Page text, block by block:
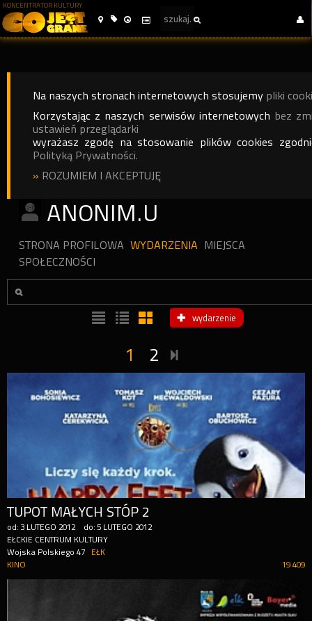
KONCENTRATOR KULTURY
Na naszych stronach internetowych stosujemy pliki
Korzystając z naszych serwisów internetowych bez
ustawień przeglądarki
wyrażasz zgodę na stosowanie plików cookies
Polityką Prywatności.
» ROZUMIEM I AKCEPTUJĘ
ANONIM.U
STRONA PROFILOWA WYDARZENIA MIEJSCA
SPOŁECZNOŚCI
wydarzenie
1 2
TUPOT MAŁYCH STÓP 2
od: 3 LUTEGO 2012 do: 5 LUTEGO 2012
EŁCKIE CENTRUM KULTURY
Wojska Polskiego 47
EŁK
19 409
KINO